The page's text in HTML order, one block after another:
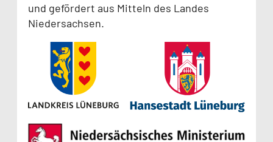
und gefördert aus Mitteln des Landes
Niedersachsen.